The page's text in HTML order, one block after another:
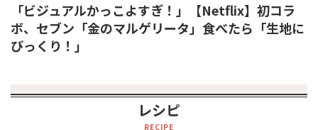
「ビジュアルかっこよすぎ！」【Netflix】初コラ
ボ、セブン「金のマルゲリータ」食べたら「生地に
びっくり！」
レシピ
RECIPE